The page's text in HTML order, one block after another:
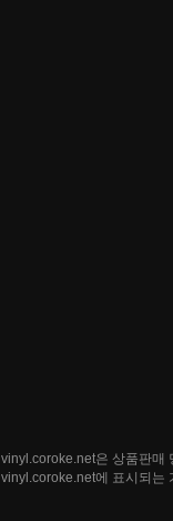
vinyl.coroke.net은 상품판매
vinyl.coroke.net에 표시되는